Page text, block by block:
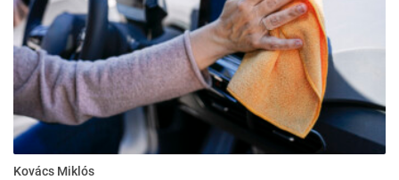
Kovács Miklós